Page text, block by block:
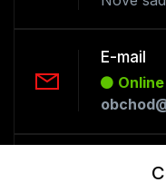
E-mail
Online
Telefon :